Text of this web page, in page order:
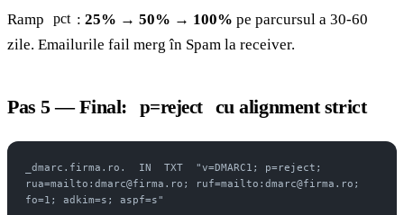
Ramp pct : 25% → 50% → 100% pe parcursul a 30-60
zile. Emailurile fail merg în Spam la receiver.
Pas 5 — Final: p=reject cu alignment strict
_dmarc.firma.ro.  IN  TXT  "v=DMARC1; p=reject;
rua=mailto:dmarc@firma.ro; ruf=mailto:dmarc@firma.ro;
fo=1; adkim=s; aspf=s"